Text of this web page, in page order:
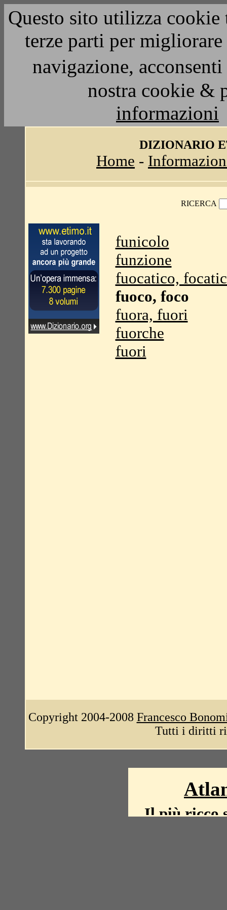
Questo sito utilizza
terze parti per
navigazione,
nostra cookie &
informazioni
DIZIONARIO
Home -
RICERCA
funicolo
funzione
fuocatico,
fuoco, foco
fuora, fuori
fuorche
fuori
Copyright 2004-2008 Francesco
Tutti i diritti
Il più ricco